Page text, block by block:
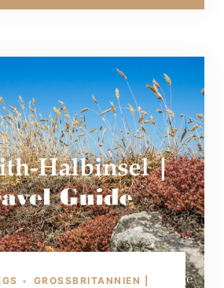
•
GROSSBRITANNIEN | I